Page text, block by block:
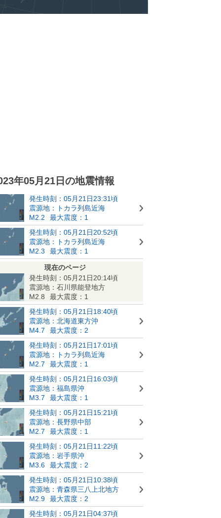
年05月21日の地震情報
発生時刻：05月21日23:31頃
震源地：トカラ列島近海
M2.2
最大震度：1
発生時刻：05月21日20:52頃
震源地：トカラ列島近海
M2.3
最大震度：1
現在のページ
発生時刻：05月21日20:14頃
震源地：石川県能登地方
M2.8
最大震度：1
発生時刻：05月21日18:40頃
震源地：北海道東方沖
M4.7
最大震度：2
発生時刻：05月21日17:01頃
震源地：トカラ列島近海
M2.7
最大震度：1
発生時刻：05月21日16:03頃
震源地：福島県沖
M3.7
最大震度：1
発生時刻：05月21日15:21頃
震源地：長野県中部
M2.7
最大震度：1
発生時刻：05月21日11:22頃
震源地：岩手県沖
M3.6
最大震度：2
発生時刻：05月21日10:38頃
震源地：青森県三八上北地方
M2.9
最大震度：2
発生時刻：05月21日04:37頃